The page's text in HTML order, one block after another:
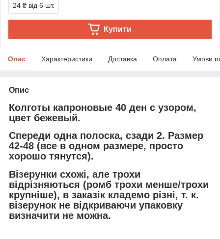
24 ₴ від 6 шт.
Купити
Опис Характеристики Доставка Оплата Умови
Опис
Колготы капроновые 40 ден с узором,
цвет бежевый.
Спереди одна полоска, сзади 2. Размер
42-48 (все в одном размере, просто
хорошо тянутся).
Візерунки схожі, але трохи
відрізняються (ромб трохи менше/трохи
крупніше), в заказік кладемо різні, т. к.
візерунок не відкриваючи упаковку
визначити не можна.